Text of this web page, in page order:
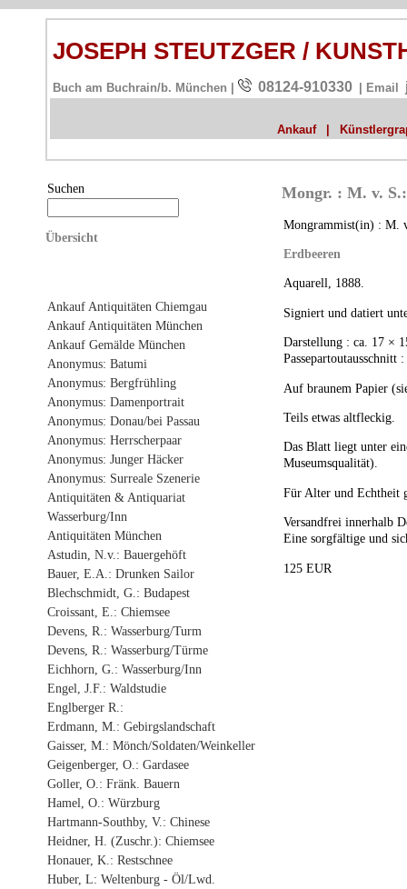
JOSEPH STEUTZGER /
Buch am Buchrain/b. München | 08124-910330 | Email
Ankauf
Suchen
Übersicht
Ankauf Antiquitäten Chiemgau
Ankauf Antiquitäten München
Ankauf Gemälde München
Anonymus: Batumi
Anonymus: Bergfrühling
Anonymus: Damenportrait
Anonymus: Donau/bei Passau
Anonymus: Herrscherpaar
Anonymus: Junger Häcker
Anonymus: Surreale Szenerie
Antiquitäten & Antiquariat
Wasserburg/Inn
Antiquitäten München
Astudin, N.v.: Bauergehöft
Bauer, E.A.: Drunken Sailor
Blechschmidt, G.: Budapest
Croissant, E.: Chiemsee
Devens, R.: Wasserburg/Turm
Devens, R.: Wasserburg/Türme
Eichhorn, G.: Wasserburg/Inn
Engel, J.F.: Waldstudie
Englberger R.:
Erdmann, M.: Gebirgslandschaft
Gaisser, M.: Mönch/Soldaten/Weinkeller
Geigenberger, O.: Gardasee
Goller, O.: Fränk. Bauern
Hamel, O.: Würzburg
Hartmann-Southby, V.: Chinese
Heidner, H. (Zuschr.): Chiemsee
Honauer, K.: Restschnee
Huber, L: Weltenburg - Öl/Lwd.
Mongr. : M. v.
Mongrammist(in) : M.
Erdbeeren
Aquarell, 1888.
Signiert und datiert
Darstellung : ca. 17 ×
Passepartoutausschnitt
Auf braunem Papier
Teils etwas altfleckig.
Das Blatt liegt unter
Museumsqualität).
Für Alter und Echtheit
Versandfrei innerhalb
Eine sorgfältige und
125 EUR